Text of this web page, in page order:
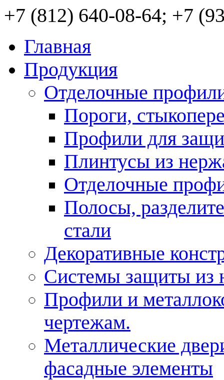
+7 (812) 640-08-64; +7
Главная
Продукция
Отделочные
Пороги,
Профили для
Плинтусы из
Отделочные
Полосы,
стали
Декоративные
Системы защиты из
Профили и
чертежам.
Металлические
фасадные элементы